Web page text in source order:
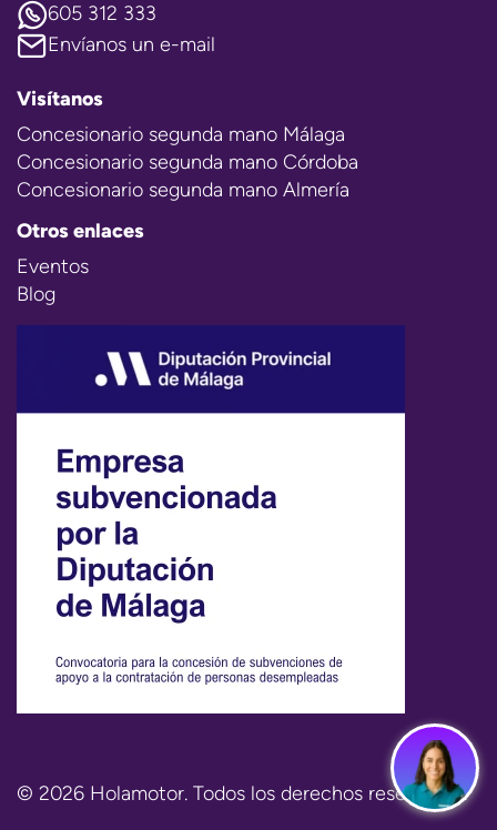
605 312 333
Envíanos un e-mail
Visítanos
Concesionario segunda mano Málaga
Concesionario segunda mano Córdoba
Concesionario segunda mano Almería
Otros enlaces
Eventos
Blog
© 2026 Holamotor. Todos los derechos reservados.